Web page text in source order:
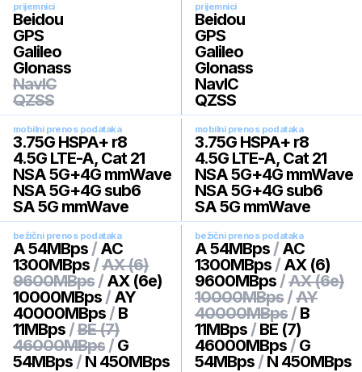
prijemnici
Beidou
GPS
Galileo
Glonass
NavIC
QZSS
prijemnici
Beidou
GPS
Galileo
Glonass
NavIC
QZSS
mobilni prenos podataka
3.75G HSPA+ r8
4.5G LTE-A, Cat 21
NSA 5G+4G mmWave
NSA 5G+4G sub6
SA 5G mmWave
mobilni prenos podataka
3.75G HSPA+ r8
4.5G LTE-A, Cat 21
NSA 5G+4G mmWave
NSA 5G+4G sub6
SA 5G mmWave
bežični prenos podataka
A 54MBps / AC
1300MBps /AX (6)
9600MBps / AX (6e)
10000MBps / AY
40000MBps / B
11MBps /BE (7)
46000MBps / G
54MBps / N 450MBps
bežični prenos podataka
A 54MBps / AC
1300MBps / AX (6)
9600MBps /AX (6e)
10000MBps /AY
40000MBps / B
11MBps / BE (7)
46000MBps / G
54MBps / N 450MBps